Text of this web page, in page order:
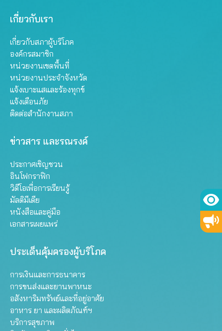
เกี่ยวกับเรา
เกี่ยวกับสภาผู้บริโภค
องค์กรสมาชิก
หน่วยงานเขตพื้นที่
หน่วยงานประจำจังหวัด
แจ้งเบาะแสและร้องทุกข์
แจ้งเตือนภัย
ติดต่อสำนักงานสภา
ข่าวสาร และรณรงค์
ประกาศเชิญชวน
อินโฟกราฟิก
วิดีโอเพื่อการเรียนรู้
มัลติมีเดีย
หนังสือและคู่มือ
เอกสารเผยแพร่
ประเด็นคุ้มครองผู้บริโภค
การเงินและการธนาคาร
การขนส่งและยานพาหนะ
อสังหาริมทรัพย์และที่อยู่อาศัย
อาหาร ยา และผลิตภัณฑ์ฯ
บริการสุขภาพ